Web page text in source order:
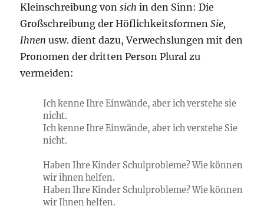
Kleinschreibung vonsich in den Sinn: Die
Großschreibung der HöflichkeitsformenSie,
Ihnen usw. dient dazu, Verwechslungen mit den
Pronomen der dritten Person Plural zu
vermeiden:
Ich kenne Ihre Einwände, aber ich verstehe sie
nicht.
Ich kenne Ihre Einwände, aber ich verstehe Sie
nicht.
Haben Ihre Kinder Schulprobleme? Wie können
wir ihnen helfen.
Haben Ihre Kinder Schulprobleme? Wie können
wir Ihnen helfen.